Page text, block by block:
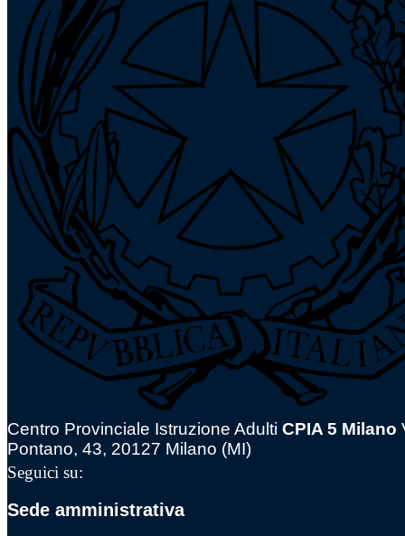
Centro Provinciale Istruzione Adulti CPIA 5 Milano
Pontano, 43, 20127 Milano (MI)
Seguici su:
Sede amministrativa